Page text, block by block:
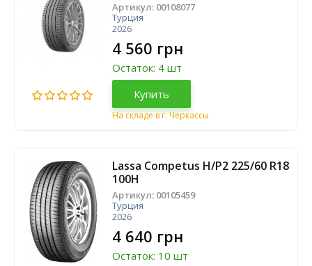
Артикул: 00108077
Турция
2026
4 560 грн
Остаток: 4 шт
Купить
На складе в г. Черкассы
Lassa Competus H/P2 225/60 R18
100H
Артикул: 00105459
Турция
2026
4 640 грн
Остаток: 10 шт